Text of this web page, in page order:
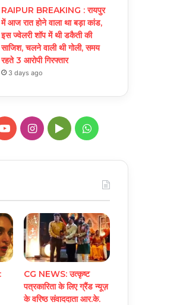
RAIPUR BREAKING : रायपुर
में आज रात होने वाला था बड़ा कांड,
इस ज्वेलरी शॉप में थी डकैती की
साजिश, चलने वाली थी गोली, समय
रहते 3 आरोपी गिरफ्तार
3 days ago
YouTubeInstagram
GoogleWhatsApp
CG NEWS: उत्कृष्ट
पत्रकारिता के लिए ग्रैंड न्यूज़
के वरिष्ठ संवाददाता आर.के.